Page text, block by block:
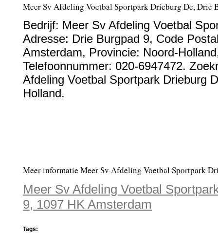
Meer Sv Afdeling Voetbal Sportpark Drieburg De, Drie
Bedrijf: Meer Sv Afdeling Voetbal
Adresse: Drie Burgpad 9, Code
Amsterdam, Provincie: Noord-Holland
Telefoonnummer: 020-6947472.
Afdeling Voetbal Sportpark Drieburg
Holland.
Meer informatie Meer Sv Afdeling Voetbal Sportpark
Meer Sv Afdeling Voetbal
9, 1097 HK Amsterdam
Tags: